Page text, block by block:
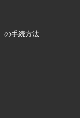
の手続方法